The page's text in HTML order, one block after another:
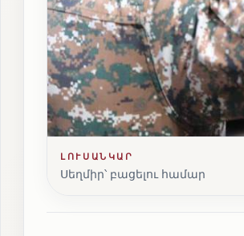
ԼՈՒՍԱՆԿԱՐ
Սեղմիր՝ բացելու համար